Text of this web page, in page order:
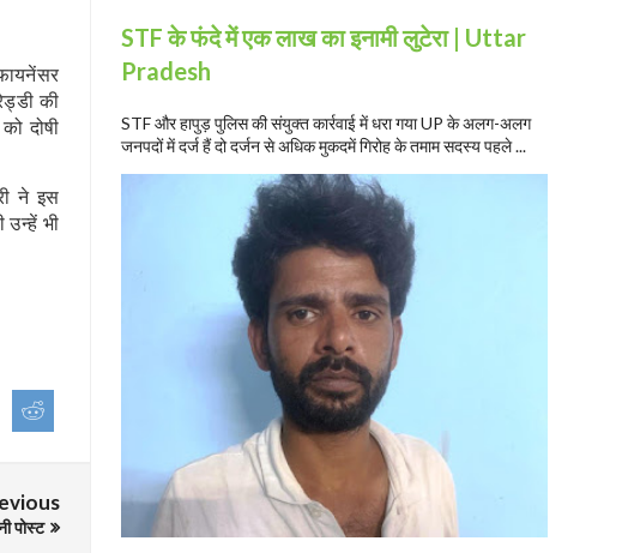
की
दोषी
ने इस
भी
पोस्ट
STF के फंदे में एक लाख का इनामी लुटेरा | Uttar
Pradesh
STF और हापुड़ पुलिस की संयुक्त कार्रवाई में धरा गया UP के अलग-अलग
जनपदों में दर्ज हैं दो दर्जन से अधिक मुकदमें गिरोह के तमाम सदस्य पहले ...